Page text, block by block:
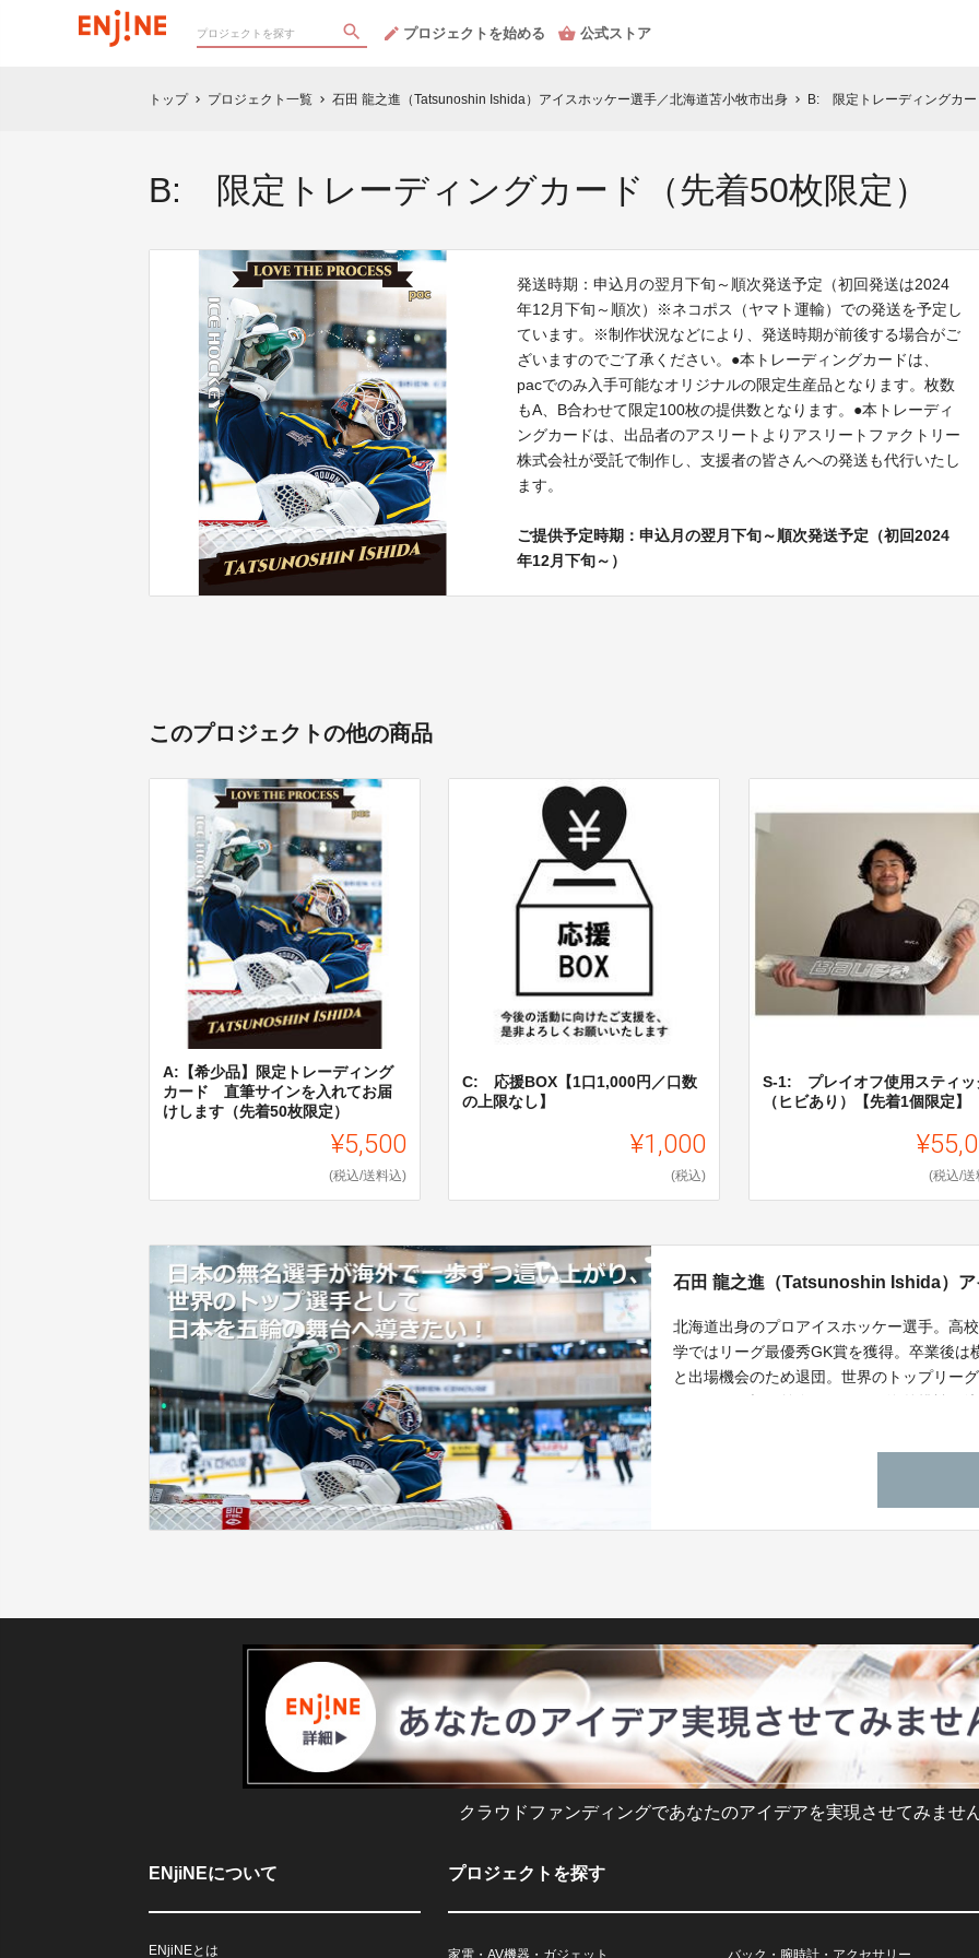
プロジェクトを始める 公式ストア
トップ chevron_right プロジェクト一覧 chevron_right 石田 龍之進（Tatsunoshin Ishida）アイスホッケー選手／北海道苫小牧市出身 chevron_right B: 限定トレーディングカ
B: 限定トレーディングカード（先着50枚限定）
発送時期：申込月の翌月下旬～順次発送予定（初回発送は2024
年12月下旬～順次）※ネコポス（ヤマト運輸）での発送を予定し
ています。※制作状況などにより、発送時期が前後する場合がご
ざいますのでご了承ください。●本トレーディングカードは、
pacでのみ入手可能なオリジナルの限定生産品となります。枚数
もA、B合わせて限定100枚の提供数となります。●本トレーディ
ングカードは、出品者のアスリートよりアスリートファクトリー
株式会社が受託で制作し、支援者の皆さんへの発送も代行いたし
ます。
ご提供予定時期：申込月の翌月下旬～順次発送予定（初回2024
年12月下旬～）
このプロジェクトの他の商品
A:【希少品】限定トレーディング
カード 直筆サインを入れてお届
けします（先着50枚限定）
¥5,500
(税込/送料込)
C: 応援BOX【1口1,000円／口数
の上限なし】
¥1,000
(税込)
S-1: プレイオフ使用スティッ
（ヒビあり）【先着1個限定】
(税込/送
石田 龍之進（Tatsunoshin Ishida）
北海道出身のプロアイスホッケー選手。高
学ではリーグ最優秀GK賞を獲得。卒業後
と出場機会のため退団。世界のトップリー
クラウドファンディングであなたのアイデアを実現させてみませ
ENjiNEについて
ENjiNEとは
プロジェクトを探す
家電・AV機器・ガジェット バック・腕時計・アクセサリー